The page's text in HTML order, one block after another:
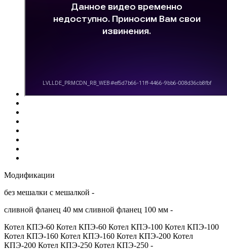
Модификации
без мешалки с мешалкой -
сливной фланец 40 мм сливной фланец 100 мм -
Котел КПЭ-60 Котел КПЭ-60 Котел КПЭ-100 Котел КПЭ-100
Котел КПЭ-160 Котел КПЭ-160 Котел КПЭ-200 Котел
КПЭ-200 Котел КПЭ-250 Котел КПЭ-250 -